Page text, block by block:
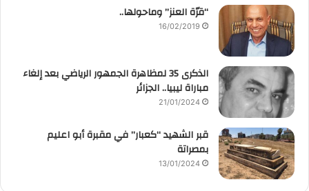
“قرّة العنز” وماحولها..
16/02/2019
الذكرى 35 لمظاهرة الجمهور الرياضي بعد إلغاء
مباراة ليبيا.. الجزائر
21/01/2024
قبر الشهيد “كعبار” في مقبرة أبو اعليم
بمصراتة
13/01/2024